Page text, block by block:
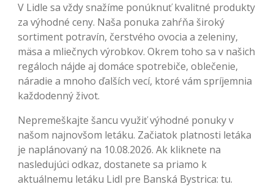
V Lidle sa vždy snažíme ponúknuť kvalitné produkty
za výhodné ceny. Naša ponuka zahŕňa široký
sortiment potravín, čerstvého ovocia a zeleniny,
mäsa a mliečnych výrobkov. Okrem toho sa v našich
regáloch nájde aj domáce spotrebiče, oblečenie,
náradie a mnoho ďalších vecí, ktoré vám spríjemnia
každodenný život.
Nepremeškajte šancu využiť výhodné ponuky v
našom najnovšom letáku. Začiatok platnosti letáka
je naplánovaný na 10.08.2026. Ak kliknete na
nasledujúci odkaz, dostanete sa priamo k
aktuálnemu letáku Lidl pre Banská Bystrica: tu.